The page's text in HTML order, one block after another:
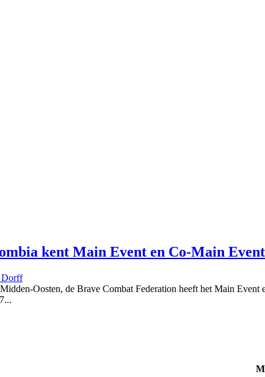
kent Main Event en Co-Main Event
Dorff
Oosten, de Brave Combat Federation heeft het Main